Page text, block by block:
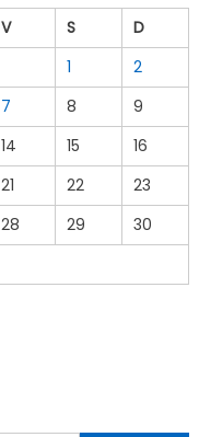
V S
D
1
2
7 8
9
14 15
16
21 22
23
28 29
30